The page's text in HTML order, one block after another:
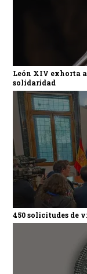
León XIV exhorta
solidaridad
450 solicitudes de